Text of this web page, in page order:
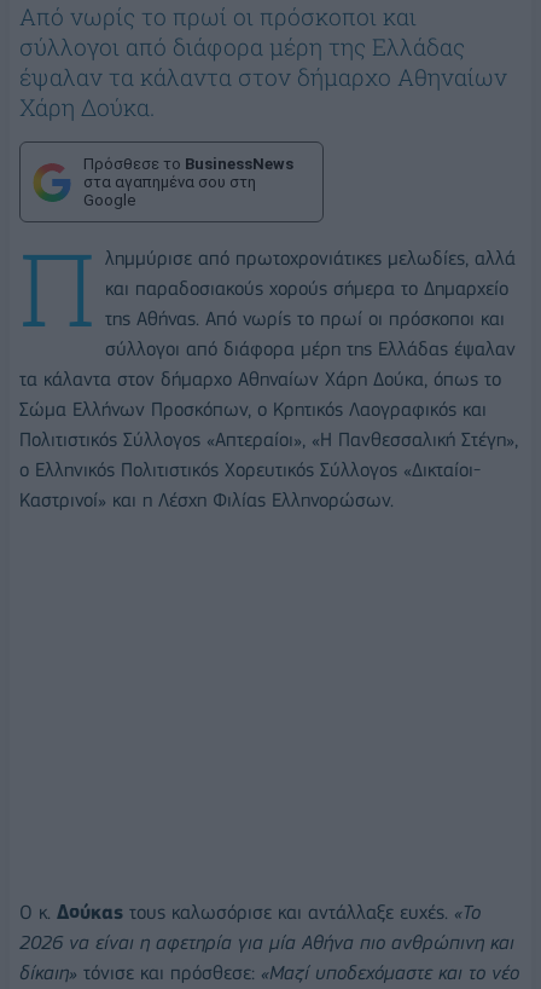
Από νωρίς το πρωί οι πρόσκοποι και
σύλλογοι από διάφορα μέρη της Ελλάδας
έψαλαν τα κάλαντα στον δήμαρχο Αθηναίων
Χάρη Δούκα.
Πρόσθεσε το BusinessNews
στα αγαπημένα σου στη
Google
Π λημμύρισε από πρωτοχρονιάτικες μελωδίες, αλλά
και παραδοσιακούς χορούς σήμερα το Δημαρχείο
της Αθήνας. Από νωρίς το πρωί οι πρόσκοποι και
σύλλογοι από διάφορα μέρη της Ελλάδας έψαλαν
τα κάλαντα στον δήμαρχο Αθηναίων Χάρη Δούκα, όπως το
Σώμα Ελλήνων Προσκόπων, ο Κρητικός Λαογραφικός και
Πολιτιστικός Σύλλογος «Απτεραίοι», «Η Πανθεσσαλική Στέγη»,
ο Ελληνικός Πολιτιστικός Χορευτικός Σύλλογος «Δικταίοι-
Καστρινοί» και η Λέσχη Φιλίας Ελληνορώσων.
Ο κ. Δούκας τους καλωσόρισε και αντάλλαξε ευχές. «Το
2026 να είναι η αφετηρία για μία Αθήνα πιο ανθρώπινη και
δίκαιη» τόνισε και πρόσθεσε: «Μαζί υποδεχόμαστε και το νέο